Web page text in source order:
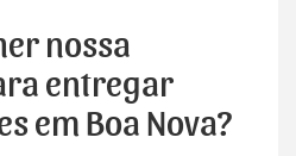
nossa
entregar
em Boa Nova?